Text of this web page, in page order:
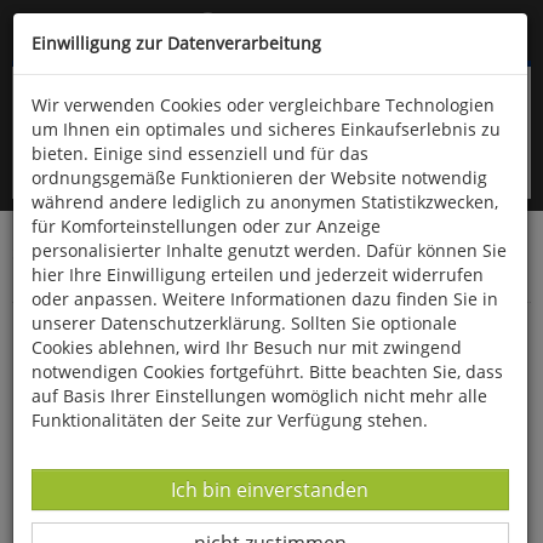
Kompletten Head der Seite überspringen
oder (06766) 9323-960
Startseite Bücher Downloads
Zeitschriften
SportPraxis
Bewegter Mathematikunterricht
Einwilligung zur Datenverarbeitung
Wir verwenden Cookies oder vergleichbare Technologien
um Ihnen ein optimales und sicheres Einkaufserlebnis zu
bieten. Einige sind essenziell und für das
ordnungsgemäße Funktionieren der Website notwendig
während andere lediglich zu anonymen Statistikzwecken,
für Komforteinstellungen oder zur Anzeige
personalisierter Inhalte genutzt werden. Dafür können Sie
hier Ihre Einwilligung erteilen und jederzeit widerrufen
oder anpassen. Weitere Informationen dazu finden Sie in
unserer Datenschutzerklärung. Sollten Sie optionale
Cookies ablehnen, wird Ihr Besuch nur mit zwingend
notwendigen Cookies fortgeführt. Bitte beachten Sie, dass
auf Basis Ihrer Einstellungen womöglich nicht mehr alle
Funktionalitäten der Seite zur Verfügung stehen.
Datenverarbeitung -
Ich bin einverstanden